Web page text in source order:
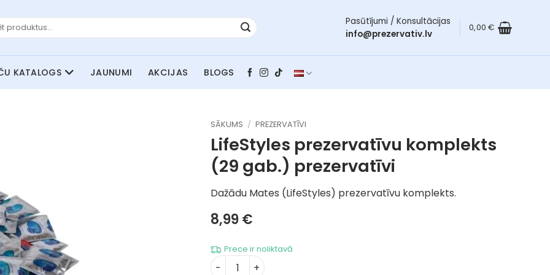
Pasūtījumi / Konsultācijas
info@prezervativ.lv
0,00€
JAUNUMI AKCIJAS BLOGS
SĀKUMS / PREZERVATĪVI
LifeStyles prezervatīvu komplekts
(29 gab.) prezervatīvi
Dažādu Mates (LifeStyles) prezervatīvu komplekts.
8,99€
Prece ir noliktavā
LifeStyles prezervatīvu komplekts (29 gab.) daudzums